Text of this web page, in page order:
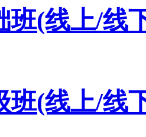
班(线上/线
班(线上/线